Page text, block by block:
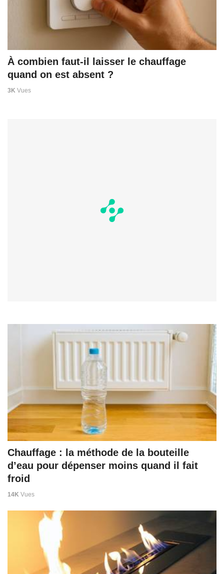
À combien faut-il laisser le chauffage
quand on est absent ?
3K Vues
Chauffage : la méthode de la bouteille
d’eau pour dépenser moins quand il fait
froid
14K Vues